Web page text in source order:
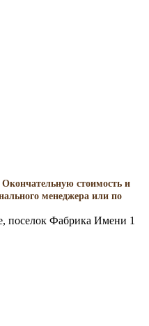
стоимость и
менеджера или по
поселок Фабрика Имени 1